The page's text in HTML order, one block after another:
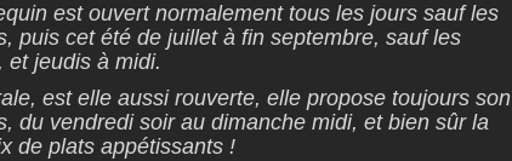
est ouvert normalement tous les jours sauf les
puis cet été de juillet à fin septembre, sauf les
et jeudis à midi.
est elle aussi rouverte, elle propose toujours son
du vendredi soir au dimanche midi, et bien sûr la
de plats appétissants !